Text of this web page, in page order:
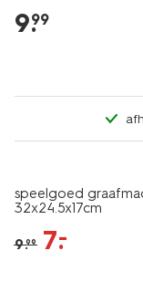
9.
99
speelgoed
32x24.5x17cm
9.99 7.
–